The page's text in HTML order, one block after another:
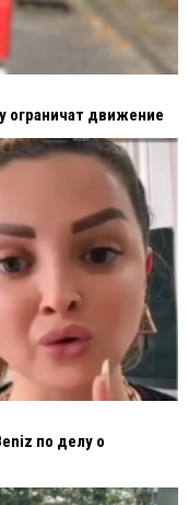
ограничат движение
по делу о